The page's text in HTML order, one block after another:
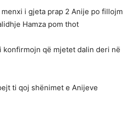
i gjeta prap 2 Anije po fillojm
Hamza pom thot
konfirmojn që mjetet dalin deri në
ti qoj shënimet e Anijeve